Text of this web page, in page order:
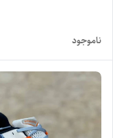
ناموجود